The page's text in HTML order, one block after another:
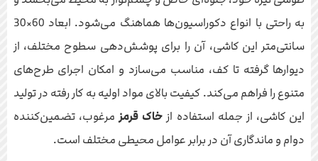
به راحتی با انواع دکوراسیون‌ها هماهنگ می‌شود. ابعاد 60×30
سانتی‌متر این کاشی، آن را برای پوشش‌دهی سطوح مختلف، از
دیوارها گرفته تا کف، مناسب می‌سازد و امکان اجرای طرح‌های
متنوع را فراهم می‌کند. کیفیت بالای مواد اولیه به کار رفته در تولید
این کاشی، از جمله استفاده از خاک قرمزمرغوب، تضمین‌کننده
دوام و ماندگاری آن در برابر عوامل محیطی مختلف است.